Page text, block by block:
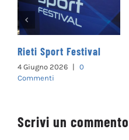
Carnevale di Rieti 2026
28 Febbraio 2026
Scrivi un commento